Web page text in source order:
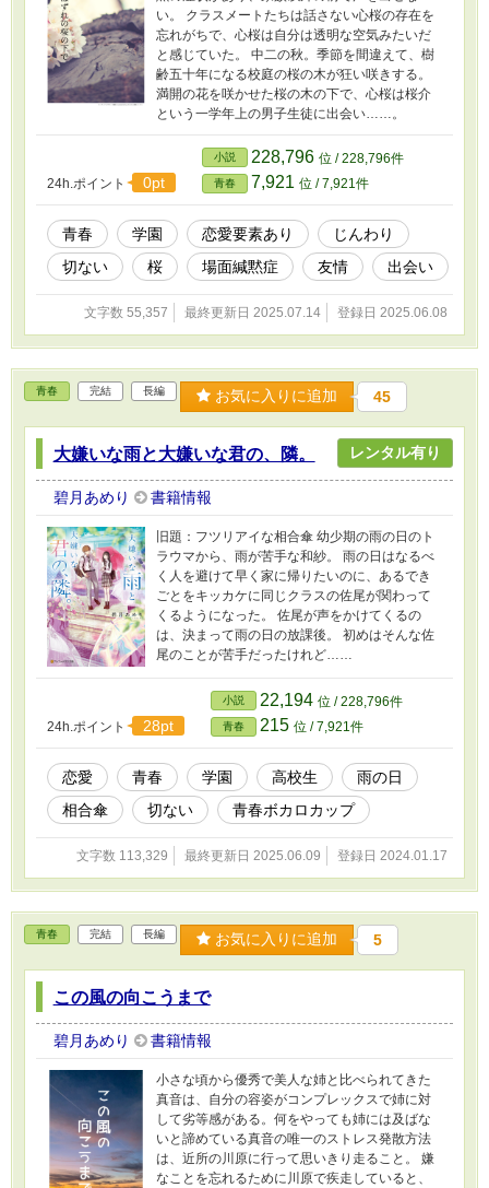
い。 クラスメートたちは話さない心桜の存在を
忘れがちで、心桜は自分は透明な空気みたいだ
と感じていた。 中二の秋。季節を間違えて、樹
齢五十年になる校庭の桜の木が狂い咲きする。
満開の花を咲かせた桜の木の下で、心桜は桜介
という一学年上の男子生徒に出会い……。
24h.ポイント 0pt
小説 228,796 位 / 228,796件
青春 7,921 位 / 7,921件
青春 学園 恋愛要素あり
じんわり
切ない
桜 場面緘黙症 友情 出会い
文字数 55,357 最終更新日 2025.07.14 登録日 2025.06.08
青春 完結 長編 お気に入りに追加 45
大嫌いな雨と大嫌いな君の、隣。 レンタル有り
碧月あめり 書籍情報
旧題：フツリアイな相合傘 幼少期の雨の日のト
ラウマから、雨が苦手な和紗。 雨の日はなるべ
く人を避けて早く家に帰りたいのに、あるでき
ごとをキッカケに同じクラスの佐尾が関わって
くるようになった。 佐尾が声をかけてくるの
は、決まって雨の日の放課後。 初めはそんな佐
尾のことが苦手だったけれど……
24h.ポイント 28pt
小説 22,194 位 / 228,796件
青春 215 位 / 7,921件
恋愛 青春 学園 高校生
雨の日
相合傘
切ない 青春ボカロカップ
文字数 113,329 最終更新日 2025.06.09 登録日 2024.01.17
青春 完結 長編 お気に入りに追加 5
この風の向こうまで
碧月あめり 書籍情報
小さな頃から優秀で美人な姉と比べられてきた
真音は、自分の容姿がコンプレックスで姉に対
して劣等感がある。何をやっても姉には及ばな
いと諦めている真音の唯一のストレス発散方法
は、近所の川原に行って思いきり走ること。 嫌
なことを忘れるために川原で疾走していると、